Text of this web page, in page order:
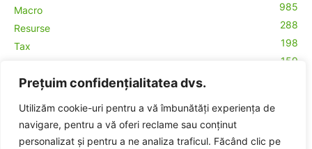
Prețuim confidențialitatea dvs.
Utilizăm cookie-uri pentru a vă îmbunătăți experiența de
navigare, pentru a vă oferi reclame sau conținut
personalizat și pentru a ne analiza traficul. Făcând clic pe
Macro
985
Resurse
288
Tax
198
159
Contabilitate
Crypto